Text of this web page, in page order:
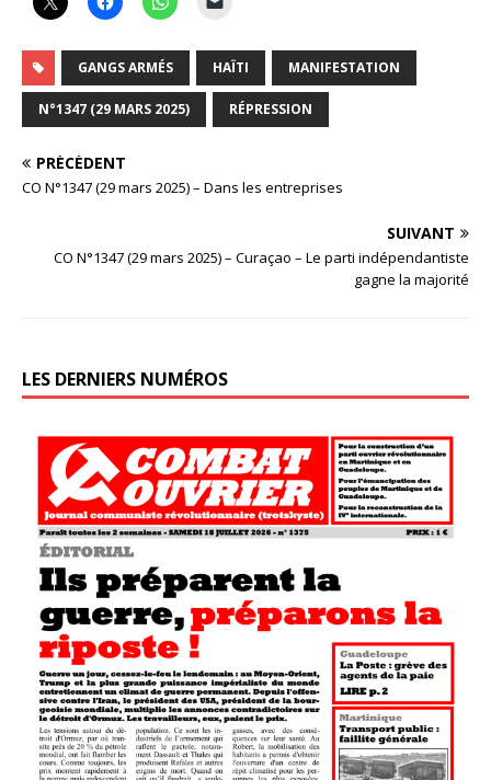
GANGS ARMÉS HAÏTI MANIFESTATION
N°1347 (29 MARS 2025) RÉPRESSION
PRÉCÉDENT
CO N°1347 (29 mars 2025) – Dans les entreprises
SUIVANT
CO N°1347 (29 mars 2025) – Curaçao – Le parti indépendantiste
gagne la majorité
LES DERNIERS NUMÉROS